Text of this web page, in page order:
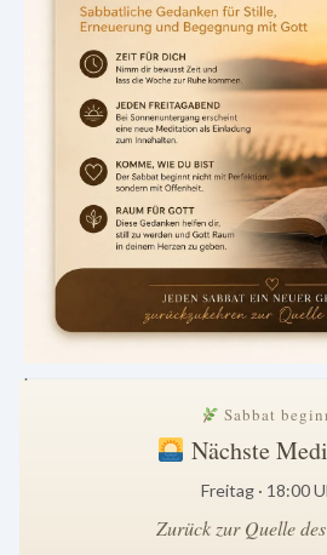
.
Sabbat
Nächste
Freitag · 18:00
Zurück zur Quelle